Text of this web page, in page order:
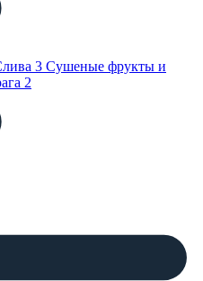
3 Сушеные фрукты и
2